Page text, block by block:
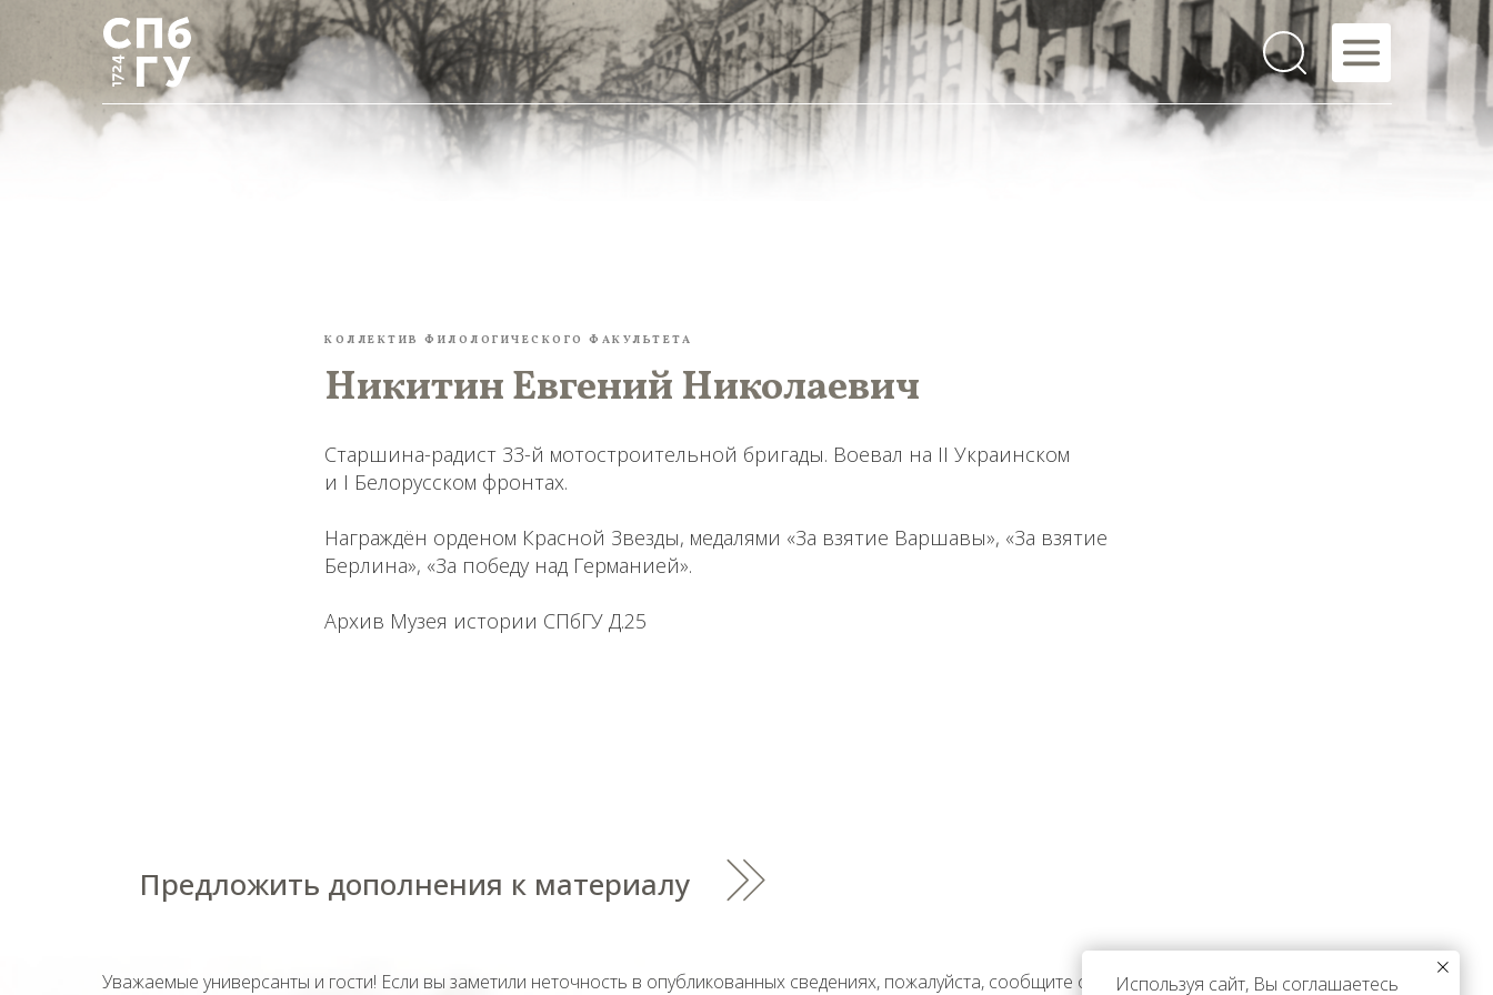
КОЛЛЕКТИВ ФИЛОЛОГИЧЕСКОГО ФАКУЛЬТЕТА
Никитин Евгений Николаевич
Старшина-радист 33-й мотостроительной бригады. Воевал на II Украинском
и I Белорусском фронтах.
Награждён орденом Красной Звезды, медалями «За взятие Варшавы», «За взятие
Берлина», «За победу над Германией».
Архив Музея истории СПбГУ Д.25
Предложить дополнения к материалу
Уважаемые универсанты и гости! Если вы заметили неточность в опубликованных сведениях, пожалуйста, сообщите об этомИспользуя сайт, Вы соглашаетесь